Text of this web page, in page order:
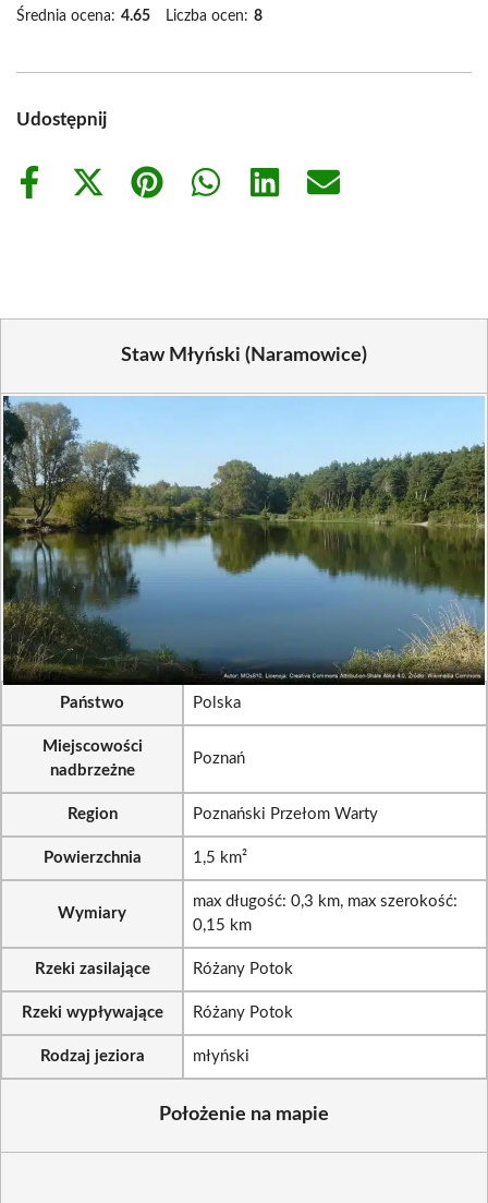
Średnia ocena: 4.65 Liczba ocen: 8
Udostępnij
Share
Share
Share
Share
Share
Share
Staw Młyński (Naramowice)
Państwo Polska
Miejscowości
nadbrzeżne
Poznań
Region Poznański Przełom Warty
Powierzchnia 1,5 km²
Wymiary
max długość: 0,3 km, max szerokość:
0,15 km
Rzeki zasilające Różany Potok
Rzeki wypływające Różany Potok
Rodzaj jeziora młyński
Położenie na mapie